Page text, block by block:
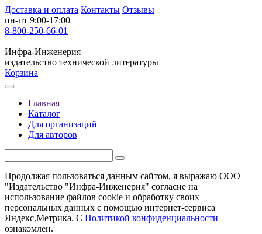
Доставка и оплата Контакты Отзывы
пн-пт 9:00-17:00
8-800-250-66-01
Инфра-Инженерия
издательство технической литературы
Корзина
Главная
Каталог
Для организаций
Для авторов
Продолжая пользоваться данным сайтом, я выражаю ООО
"Издательство "Инфра-Инженерия" согласие на
использование файлов cookie и обработку своих
персональных данных с помощью интернет-сервиса
Яндекс.Метрика. С Политикой конфиденциальности
ознакомлен.